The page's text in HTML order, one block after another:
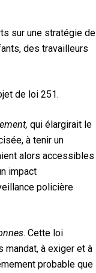
sur une stratégie de
des travailleurs
de loi 251.
qui élargirait le
à tenir un
alors accessibles
impact
policière
. Cette loi
à exiger et à
probable que